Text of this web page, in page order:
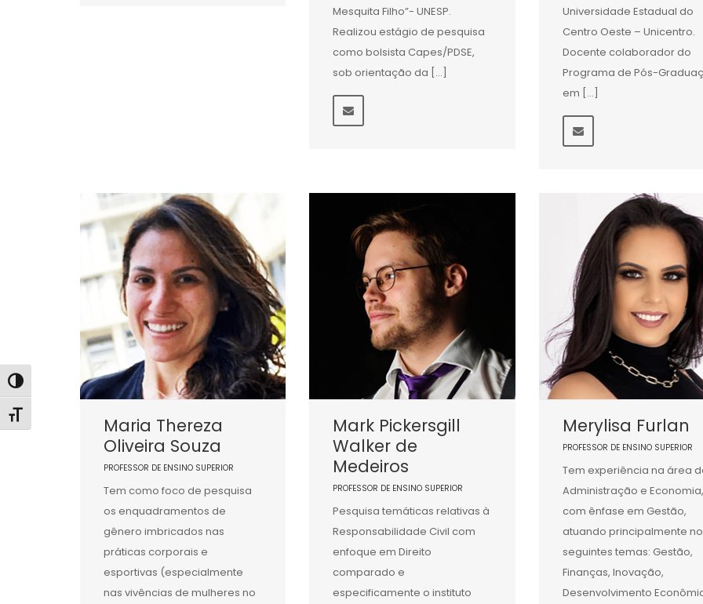
Alternar alto contraste
Alternar tamanho da fonte
Mesquita Filho”- UNESP.
Realizou estágio de pesquisa
como bolsista Capes/PDSE,
sob orientação da […]
Universidade Estadual do
Centro Oeste – Unicentro.
Docente colaborador do
Programa de Pós-
em […]
Maria Thereza
Oliveira Souza
PROFESSOR DE ENSINO SUPERIOR
Tem como foco de pesquisa
os enquadramentos de
gênero imbricados nas
práticas corporais e
esportivas (especialmente
nas vivências de mulheres no
Mark Pickersgill
Walker de
Medeiros
PROFESSOR DE ENSINO SUPERIOR
Pesquisa temáticas relativas à
Responsabilidade Civil com
enfoque em Direito
comparado e
especificamente o instituto
Merylisa Furlan
PROFESSOR DE ENSINO SUPERIOR
Tem experiência na área
Administração e Economia,
com ênfase em Gestão,
atuando principalmente
seguintes temas: Gestão,
Finanças, Inovação,
Desenvolvimento